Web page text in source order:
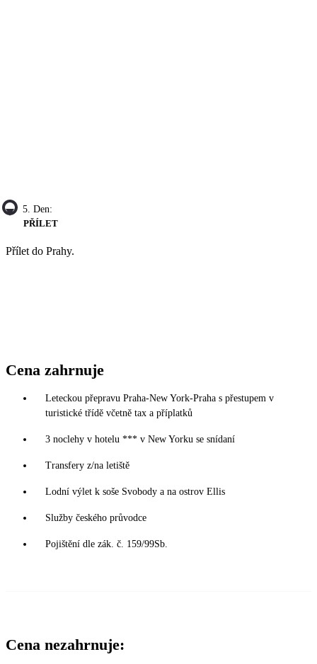
5. Den:
PŘÍLET
Přílet do Prahy.
Cena zahrnuje
Leteckou přepravu Praha-New York-Praha s přestupem v
turistické třídě včetně tax a příplatků
3 noclehy v hotelu *** v New Yorku se snídaní
Transfery z/na letiště
Lodní výlet k soše Svobody a na ostrov Ellis
Služby českého průvodce
Pojištění dle zák. č. 159/99Sb.
Cena nezahrnuje: